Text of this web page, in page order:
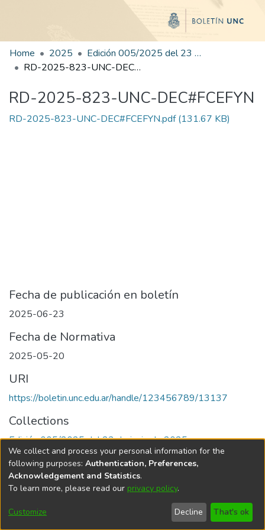
Home 2025
Edición 005/2025 del 23 de junio de 2025
RD-2025-823-UNC-DEC#FCEFYN
RD-2025-823-UNC-DEC#FCEFYN
RD-2025-823-UNC-DEC#FCEFYN.pdf(131.67 KB)
Fecha de publicación en boletín
2025-06-23
Fecha de Normativa
2025-05-20
URI
https://boletin.unc.edu.ar/handle/123456789/13137
Collections
Edición 005/2025 del 23 de junio de 2025
Universidad Nacional de Córdoba
We collect and process your personal information for the
following purposes: Authentication, Preferences,
Acknowledgement and Statistics.
To learn more, please read our privacy policy.
Customize Decline That's ok